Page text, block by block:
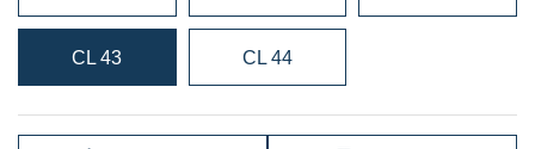
CL 43 CL 44